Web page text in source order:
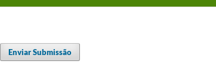
Enviar Submissão